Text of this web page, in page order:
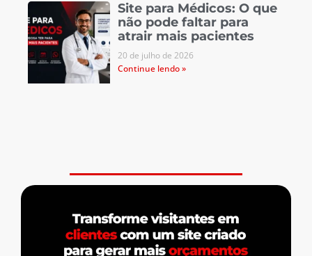
Site para Médicos: O que
não pode faltar para
atrair mais pacientes
20 de julho de 2026
Continue lendo »